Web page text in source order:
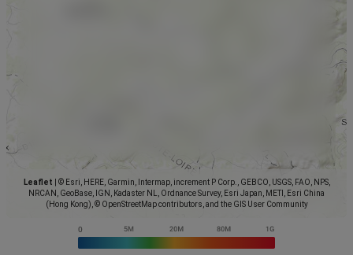
Leaflet
© Esri, HERE, Garmin, Intermap, increment P Corp., GEBCO, USGS, FAO, NPS,
NRCAN, GeoBase, IGN, Kadaster NL, Ordnance Survey, Esri Japan, METI, Esri China
(Hong Kong), © OpenStreetMap contributors, and the GIS User Community